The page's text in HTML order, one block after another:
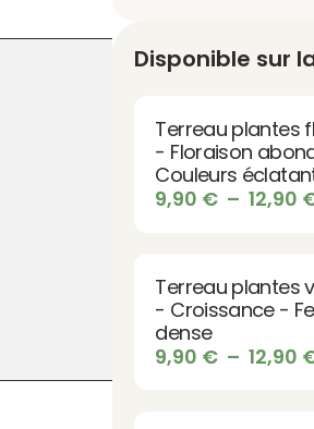
Disponible sur
Terreau plantes
- Floraison
Couleurs
9,90 € – 12,90
Terreau plantes
- Croissance -
dense
9,90 € – 12,90